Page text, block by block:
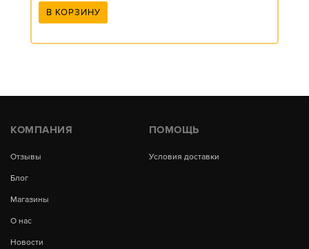
В КОРЗИНУ
КОМПАНИЯ
Отзывы
Блог
Магазины
О нас
Новости
ПОМОЩЬ
Условия доставки